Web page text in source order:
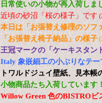
日常使いの小物が再入荷しま
近頃の砂沼「桜の様子」です
本日は「お張替え修理のソフ
「お張替え椅子納品」の様子
王冠マークの「ケーキスタン
Italy 象嵌細工の小ぶりなテー
トワルドジュイ壁紙、見本帳
小物商品たち入荷しています！
Willow Green 色のBISTRO